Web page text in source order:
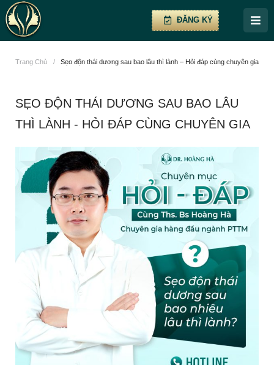
ĐĂNG KÝ
Trang Chủ / Sẹo độn thái dương sau bao lâu thì lành – Hỏi đáp cùng chuyên gia
SẸO ĐỘN THÁI DƯƠNG SAU BAO LÂU
THÌ LÀNH - HỎI ĐÁP CÙNG CHUYÊN GIA